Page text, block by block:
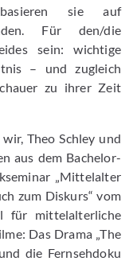
sie auf
Für den/die
sein: wichtige
– und zugleich
zu ihrer Zeit
Theo Schley und
aus dem Bachelor-
„Mittelalter
zum Diskurs“ vom
für mittelalterliche
Das Drama „The
die Fernsehdoku